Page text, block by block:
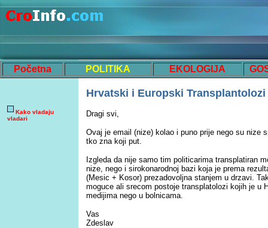
Početna POLITIKA EKOLOGIJA
Kako vladaju
vladari
Hrvatski i Europski Transplantolozi
Dragi svi,
Ovaj je email (nize) kolao i puno prije nego su nize
tko zna koji put.
Izgleda da nije samo tim politicarima transplatiran
nize, nego i sirokonarodnoj bazi koja je prema
(Mesic + Kosor) prezadovoljna stanjem u drzavi.
moguce ali srecom postoje transplatolozi kojih je u
medijima nego u bolnicama.
Vas
Zdeslav